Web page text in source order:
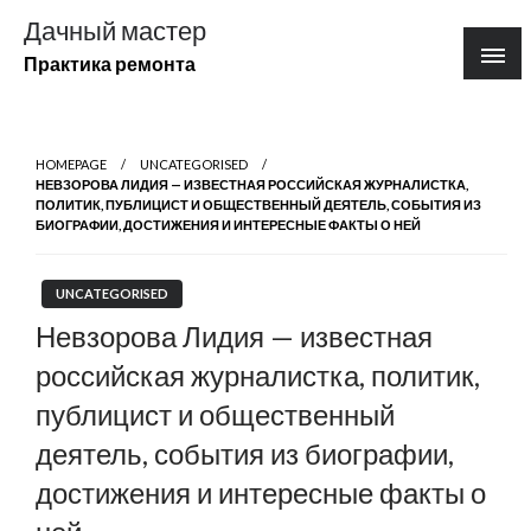
содержимому
Дачный мастер
Практика ремонта
HOMEPAGE
UNCATEGORISED
НЕВЗОРОВА ЛИДИЯ — ИЗВЕСТНАЯ РОССИЙСКАЯ ЖУРНАЛИСТКА,
ПОЛИТИК, ПУБЛИЦИСТ И ОБЩЕСТВЕННЫЙ ДЕЯТЕЛЬ, СОБЫТИЯ ИЗ
БИОГРАФИИ, ДОСТИЖЕНИЯ И ИНТЕРЕСНЫЕ ФАКТЫ О НЕЙ
UNCATEGORISED
Невзорова Лидия — известная
российская журналистка, политик,
публицист и общественный
деятель, события из биографии,
достижения и интересные факты о